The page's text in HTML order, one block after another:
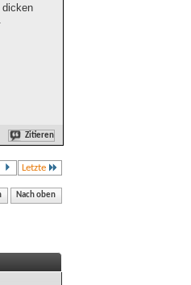
dicken
Zitieren
Letzte
Nach oben